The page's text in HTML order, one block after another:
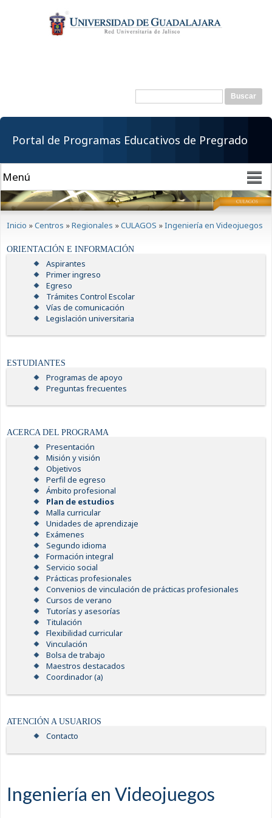
contenido
principal
Formulario de
Buscar
Portal de Programas Educativos de Pregrado
Inicio »Centros »Regionales »CULAGOS »Ingeniería en Videojuegos
ORIENTACIÓN E INFORMACIÓN
Aspirantes
Primer ingreso
Egreso
Trámites Control Escolar
Vías de comunicación
Legislación universitaria
ESTUDIANTES
Programas de apoyo
Preguntas frecuentes
ACERCA DEL PROGRAMA
Presentación
Misión y visión
Objetivos
Perfil de egreso
Ámbito profesional
Plan de estudios
Malla curricular
Unidades de aprendizaje
Exámenes
Segundo idioma
Formación integral
Servicio social
Prácticas profesionales
Convenios de vinculación de prácticas profesionales
Cursos de verano
Tutorías y asesorías
Titulación
Flexibilidad curricular
Vinculación
Bolsa de trabajo
Maestros destacados
Coordinador (a)
ATENCIÓN A USUARIOS
Contacto
Ingeniería en Videojuegos